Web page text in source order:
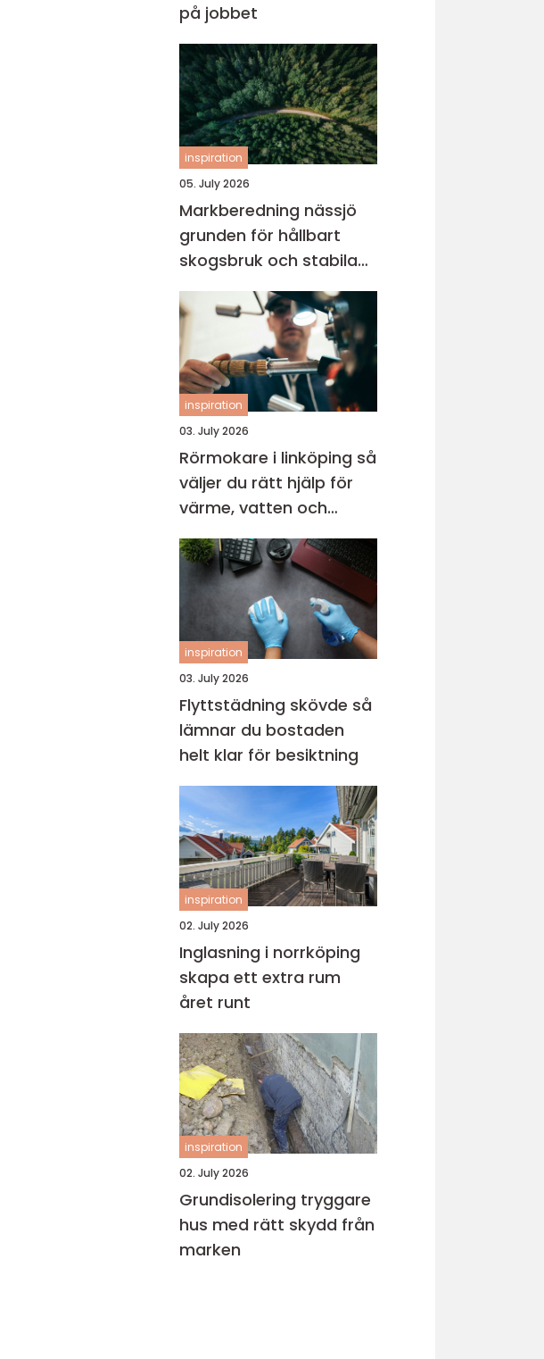
på jobbet
inspiration
05. July 2026
Markberedning nässjö
grunden för hållbart
skogsbruk och stabila
markprojekt
inspiration
03. July 2026
Rörmokare i linköping så
väljer du rätt hjälp för
värme, vatten och
avlopp
inspiration
03. July 2026
Flyttstädning skövde så
lämnar du bostaden
helt klar för besiktning
inspiration
02. July 2026
Inglasning i norrköping
skapa ett extra rum
året runt
inspiration
02. July 2026
Grundisolering tryggare
hus med rätt skydd från
marken